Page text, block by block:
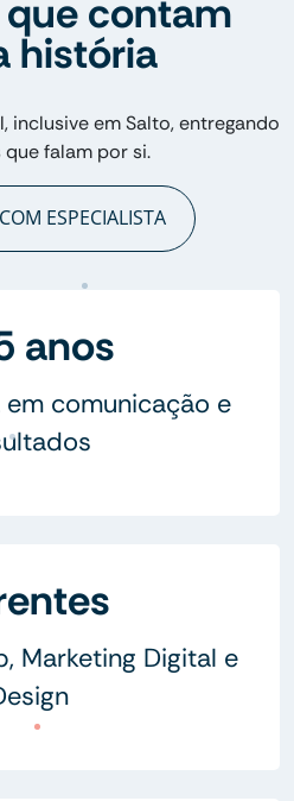
contam
história
inclusive em Salto, entregando
falam por si.
ESPECIALISTA
anos
comunicação e
Marketing Digital e